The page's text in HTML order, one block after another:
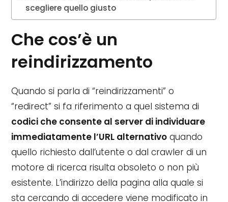
scegliere quello giusto
Che cos’è un
reindirizzamento
Quando si parla di “reindirizzamenti” o
“redirect” si fa riferimento a quel sistema di
codici che consente al server di individuare
immediatamente l’URL alternativo quando
quello richiesto dall’utente o dal crawler di un
motore di ricerca risulta obsoleto o non più
esistente. L’indirizzo della pagina alla quale si
sta cercando di accedere viene modificato in